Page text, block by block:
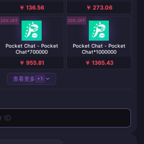
￥ 136.56 ￥ 273.06
20% OFF
Pocket Chat - Pocket
Chat*700000
￥ 955.81
20% OFF
Pocket Chat - Pocket
Chat*1000000
￥ 1365.43
查看更多 +1